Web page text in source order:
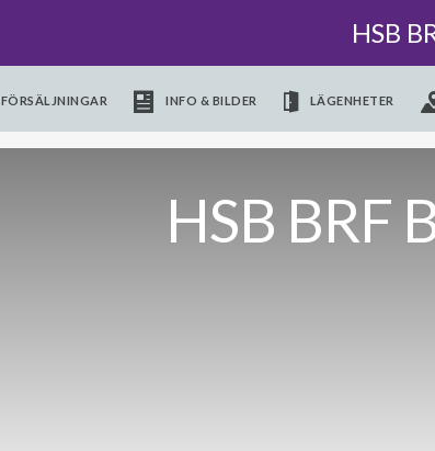
HSB
FÖRSÄLJNINGAR INFO & BILDER LÄGENHETER
HSB BRF